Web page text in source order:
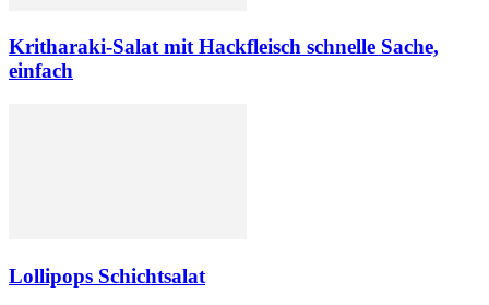
Kritharaki-Salat mit Hackfleisch schnelle Sache,
einfach
Lollipops Schichtsalat